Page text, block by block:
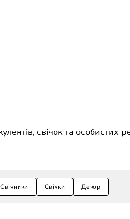
свічок та особистих
Свічники Свічки Декор